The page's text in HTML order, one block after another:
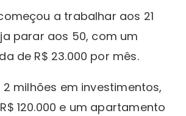
a trabalhar aos 21
parar aos 50, com um
de R$ 23.000 por mês.
2 milhões em investimentos,
120.000 e um apartamento